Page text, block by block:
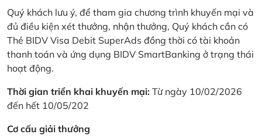
Quý khách lưu ý, để tham gia chương trình khuyến mại và
đủ điều kiện xét thưởng, nhận thưởng, Quý khách cần có
Thẻ BIDV Visa Debit SuperAds đồng thời có tài khoản
thanh toán và ứng dụng BIDV SmartBanking ở trạng thái
hoạt động.
Thời gian triển khai khuyến mại: Từ ngày 10/02/2026
đến hết 10/05/202
Cơ cấu giải thưởng